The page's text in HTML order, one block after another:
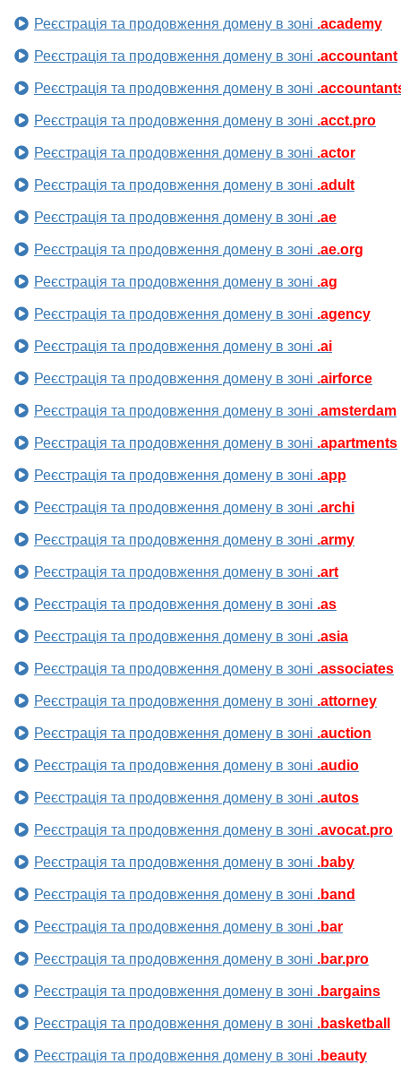
Реєстрація та продовження домену в зоні .academy
Реєстрація та продовження домену в зоні .accountant
Реєстрація та продовження домену в зоні
Реєстрація та продовження домену в зоні .acct.pro
Реєстрація та продовження домену в зоні .actor
Реєстрація та продовження домену в зоні .adult
Реєстрація та продовження домену в зоні .ae
Реєстрація та продовження домену в зоні .ae.org
Реєстрація та продовження домену в зоні .ag
Реєстрація та продовження домену в зоні .agency
Реєстрація та продовження домену в зоні .ai
Реєстрація та продовження домену в зоні .airforce
Реєстрація та продовження домену в зоні .amsterdam
Реєстрація та продовження домену в зоні .apartments
Реєстрація та продовження домену в зоні .app
Реєстрація та продовження домену в зоні .archi
Реєстрація та продовження домену в зоні .army
Реєстрація та продовження домену в зоні .art
Реєстрація та продовження домену в зоні .as
Реєстрація та продовження домену в зоні .asia
Реєстрація та продовження домену в зоні .associates
Реєстрація та продовження домену в зоні .attorney
Реєстрація та продовження домену в зоні .auction
Реєстрація та продовження домену в зоні .audio
Реєстрація та продовження домену в зоні .autos
Реєстрація та продовження домену в зоні .avocat.pro
Реєстрація та продовження домену в зоні .baby
Реєстрація та продовження домену в зоні .band
Реєстрація та продовження домену в зоні .bar
Реєстрація та продовження домену в зоні .bar.pro
Реєстрація та продовження домену в зоні .bargains
Реєстрація та продовження домену в зоні .basketball
Реєстрація та продовження домену в зоні .beauty